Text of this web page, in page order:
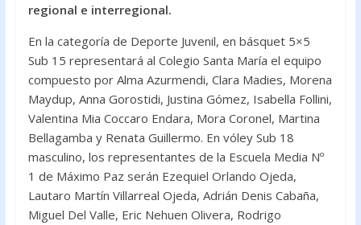
regional e interregional.
En la categoría de Deporte Juvenil, en básquet 5×5
Sub 15 representará al Colegio Santa María el equipo
compuesto por Alma Azurmendi, Clara Madies, Morena
Maydup, Anna Gorostidi, Justina Gómez, Isabella Follini,
Valentina Mia Coccaro Endara, Mora Coronel, Martina
Bellagamba y Renata Guillermo. En vóley Sub 18
masculino, los representantes de la Escuela Media Nº
1 de Máximo Paz serán Ezequiel Orlando Ojeda,
Lautaro Martín Villarreal Ojeda, Adrián Denis Cabaña,
Miguel Del Valle, Eric Nehuen Olivera, Rodrigo